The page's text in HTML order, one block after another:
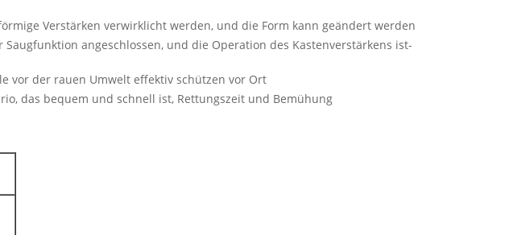
Verstärken verwirklicht werden, und die Form kann geändert werden
angeschlossen, und die Operation des Kastenverstärkens ist-
vor der rauen Umwelt effektiv schützen vor Ort
das bequem und schnell ist, Rettungszeit und Bemühung